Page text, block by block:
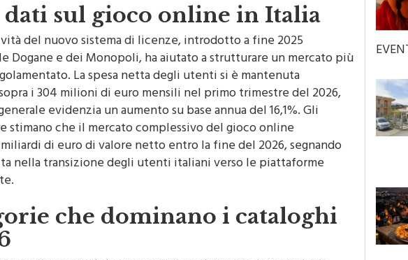
sul gioco online in Italia
del nuovo sistema di licenze, introdotto a fine 2025
Dogane e dei Monopoli, ha aiutato a strutturare un mercato più
La spesa netta degli utenti si è mantenuta
i 304 milioni di euro mensili nel primo trimestre del 2026,
evidenzia un aumento su base annua del 16,1%. Gli
stimano che il mercato complessivo del gioco online
miliardi di euro di valore netto entro la fine del 2026, segnando
nella transizione degli utenti italiani verso le piattaforme
che dominano i cataloghi